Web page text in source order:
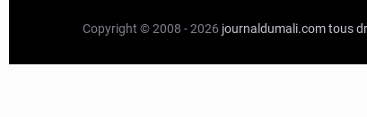
Copyright © 2008 - 2026 journaldumali.comtous